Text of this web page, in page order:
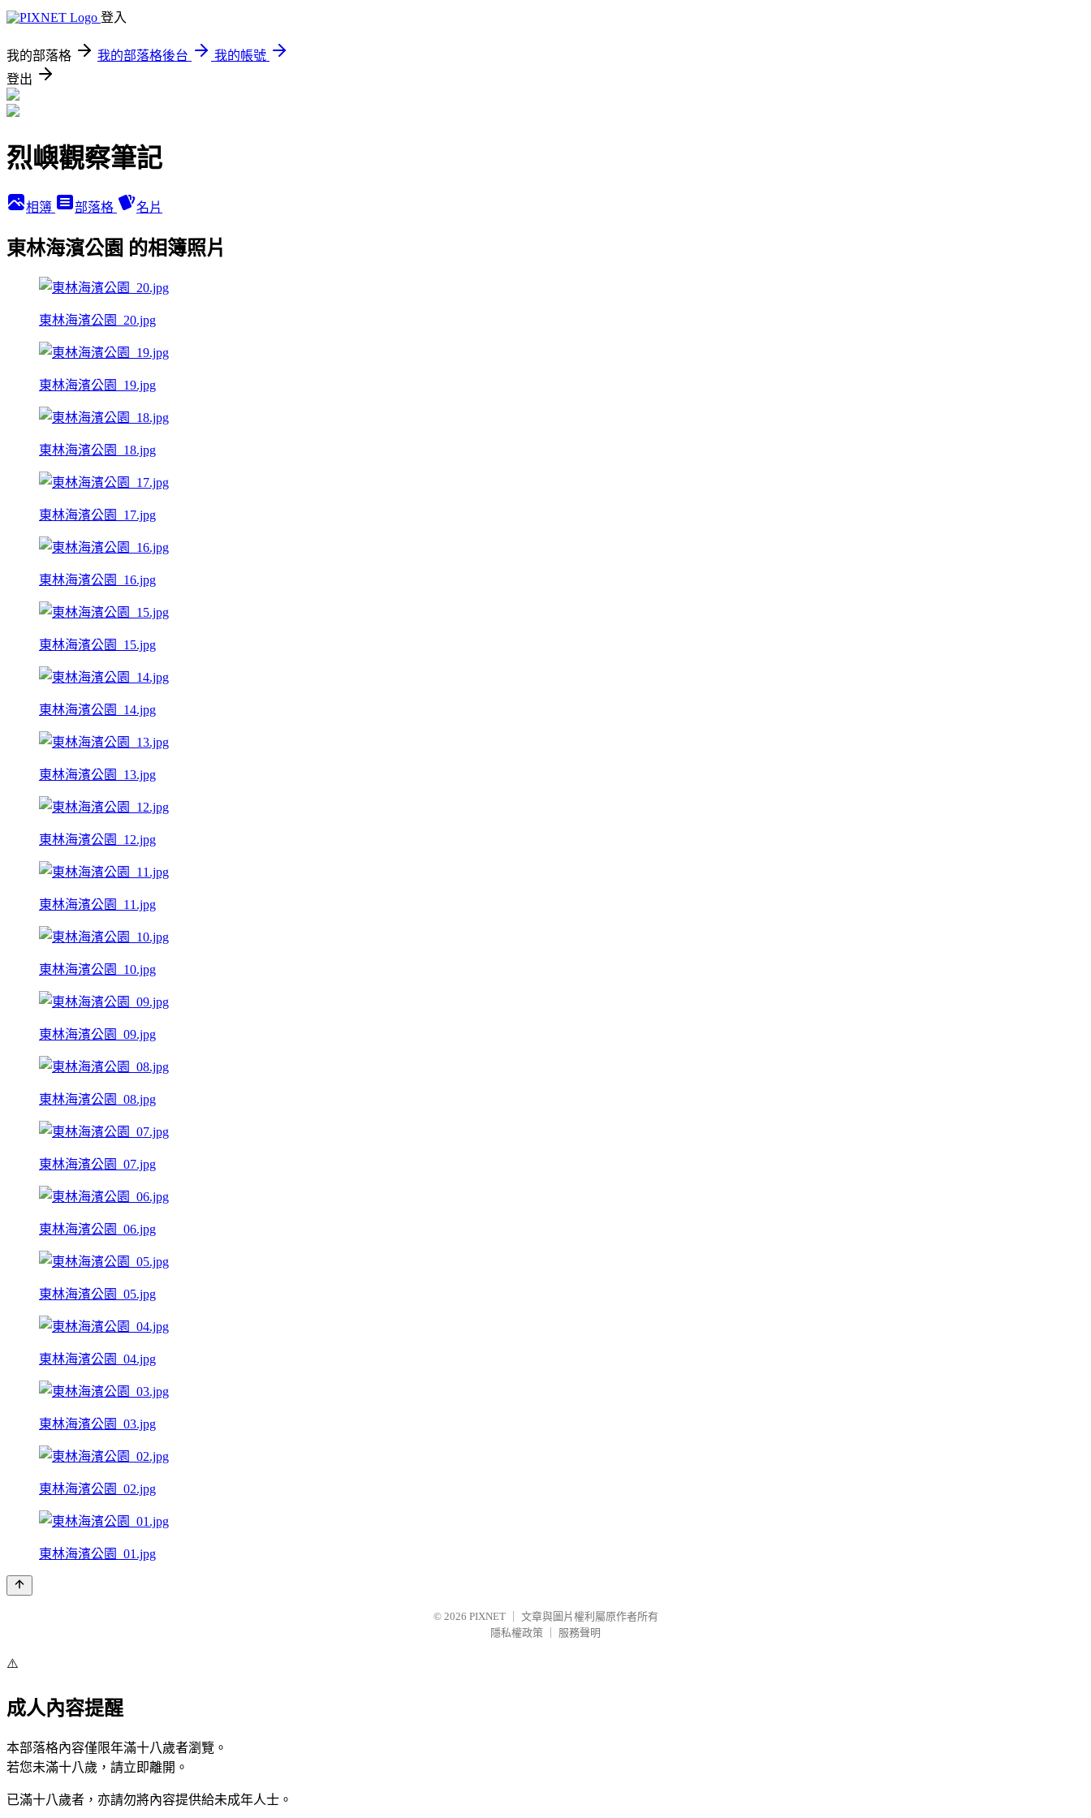
登入
我的部落格 我的部落格後台
我的帳號
登出
烈嶼觀察筆記
相簿 部落格 名片
東林海濱公園 的相簿照片
東林海濱公園_20.jpg
東林海濱公園_19.jpg
東林海濱公園_18.jpg
東林海濱公園_17.jpg
東林海濱公園_16.jpg
東林海濱公園_15.jpg
東林海濱公園_14.jpg
東林海濱公園_13.jpg
東林海濱公園_12.jpg
東林海濱公園_11.jpg
東林海濱公園_10.jpg
東林海濱公園_09.jpg
東林海濱公園_08.jpg
東林海濱公園_07.jpg
東林海濱公園_06.jpg
東林海濱公園_05.jpg
東林海濱公園_04.jpg
東林海濱公園_03.jpg
東林海濱公園_02.jpg
東林海濱公園_01.jpg
© 2026 PIXNET
文章與圖片權利屬原作者所有
隱私權政策
服務聲明
⚠️
成人內容提醒
本部落格內容僅限年滿十八歲者瀏覽。
若您未滿十八歲，請立即離開。
已滿十八歲者，亦請勿將內容提供給未成年人士。